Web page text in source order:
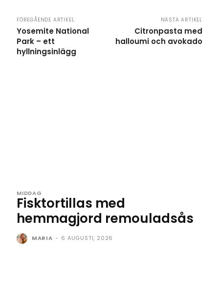
FÖREGÅENDE ARTIKEL
Yosemite National
Park – ett
hyllningsinlägg
NÄSTA ARTIKEL
Citronpasta med
halloumi och avokado
MIDDAG
Fisktortillas med
hemmagjord remouladsås
MARIA - 6 AUGUSTI, 2026